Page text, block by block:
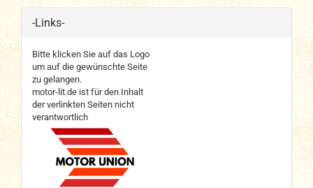
-Links-
Bitte klicken Sie auf das Logo
um auf die gewünschte Seite
zu gelangen.
motor-lit.de ist für den Inhalt
der verlinkten Seiten nicht
verantwortlich